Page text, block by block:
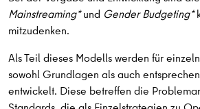
Mainstreaming*und Gender Budgeting*
mitzudenken.
Als Teil dieses Modells werden für
sowohl Grundlagen als auch
entwickelt. Diese betreffen die